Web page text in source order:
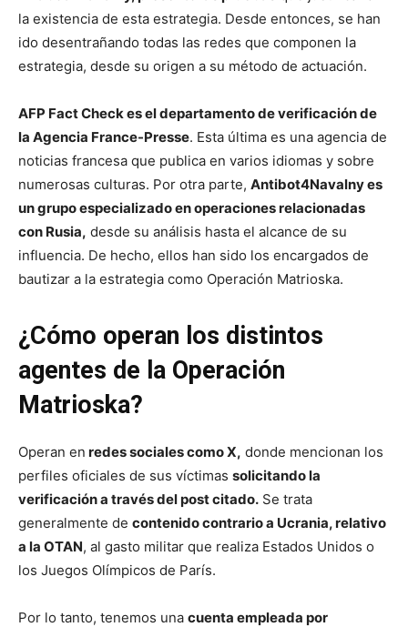
la existencia de esta estrategia. Desde entonces, se han
ido desentrañando todas las redes que componen la
estrategia, desde su origen a su método de actuación.
AFP Fact Check es el departamento de verificación de
la Agencia France-Presse. Esta última es una agencia de
noticias francesa que publica en varios idiomas y sobre
numerosas culturas. Por otra parte, Antibot4Navalny es
un grupo especializado en operaciones relacionadas
con Rusia, desde su análisis hasta el alcance de su
influencia. De hecho, ellos han sido los encargados de
bautizar a la estrategia como Operación Matrioska.
¿Cómo operan los distintos
agentes de la Operación
Matrioska?
Operan en redes sociales como X, donde mencionan los
perfiles oficiales de sus víctimas solicitando la
verificación a través del post citado. Se trata
generalmente de contenido contrario a Ucrania, relativo
a la OTAN, al gasto militar que realiza Estados Unidos o
los Juegos Olímpicos de París.
Por lo tanto, tenemos una cuenta empleada por